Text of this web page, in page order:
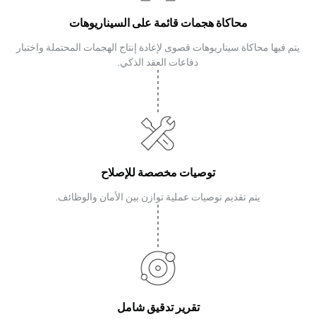
محاكاة هجمات قائمة على السيناريوهات
يتم فيها محاكاة سيناريوهات قصوى لإعادة إنتاج الهجمات المحتملة واختبار
دفاعات العقد الذكي.
توصيات مخصصة للإصلاح
يتم تقديم توصيات عملية توازن بين الأمان والوظائف.
تقرير تدقيق شامل